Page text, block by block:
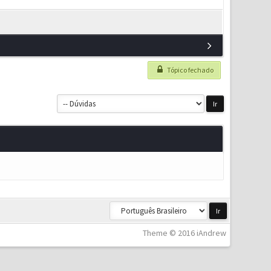
Tópico fechado
Theme © 2016 iAndrew